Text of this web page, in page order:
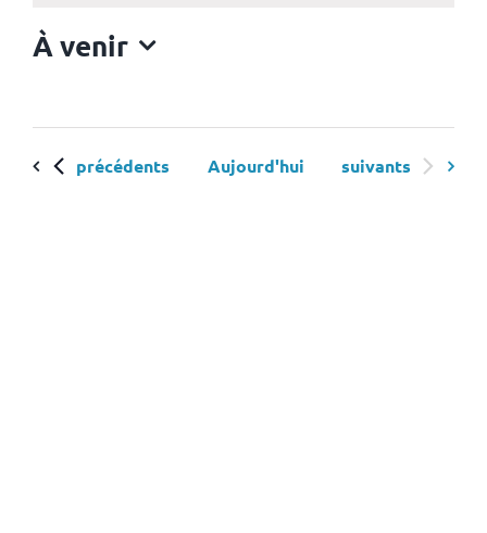
À venir
date.
Évènements
précédents Aujourd'hui Évènements
suivants